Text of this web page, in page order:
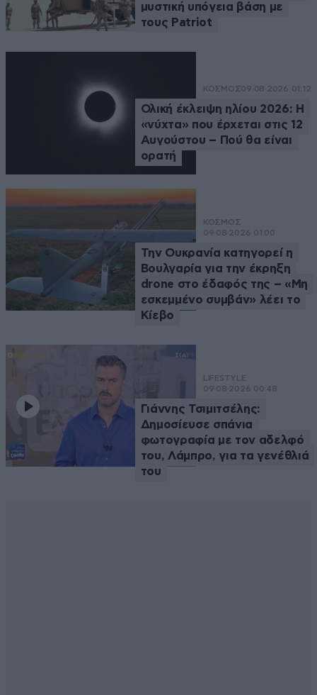
μυστική υπόγεια βάση με
τους Patriot
ΚΟΣΜΟΣ09·08·2026 01:12
Ολική έκλειψη ηλίου 2026: Η
«νύχτα» που έρχεται στις 12
Αυγούστου – Πού θα είναι
ορατή
ΚΟΣΜΟΣ
09·08·2026 01:00
Την Ουκρανία κατηγορεί η
Βουλγαρία για την έκρηξη
drone στο έδαφός της – «Μη
εσκεμμένο συμβάν» λέει το
Κίεβο
LIFESTYLE
09·08·2026 00:48
Γιάννης Τσιμιτσέλης:
Δημοσίευσε σπάνια
φωτογραφία με τον αδελφό
του, Λάμπρο, για τα γενέθλιά
του